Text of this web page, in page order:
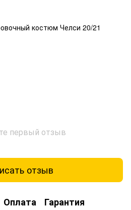
костюм Челси 20/21
первый отзыв
отзыв
Оплата Гарантия